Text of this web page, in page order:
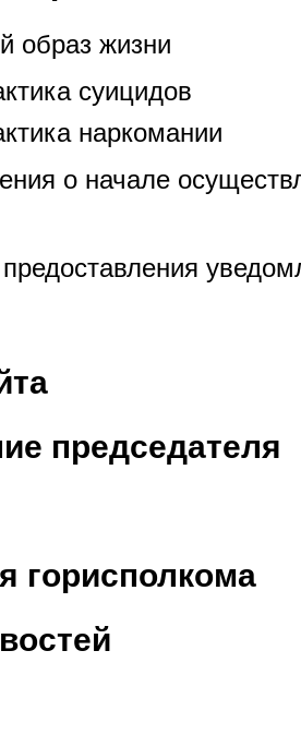
образ жизни
суицидов
наркомании
о начале
председателя
горисполкома